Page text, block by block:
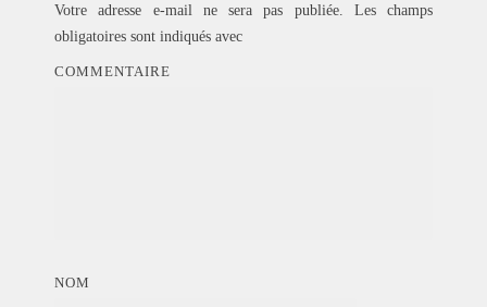
Votre adresse e-mail ne sera pas publiée.
Les champs
obligatoires sont indiqués avec
COMMENTAIRE
NOM